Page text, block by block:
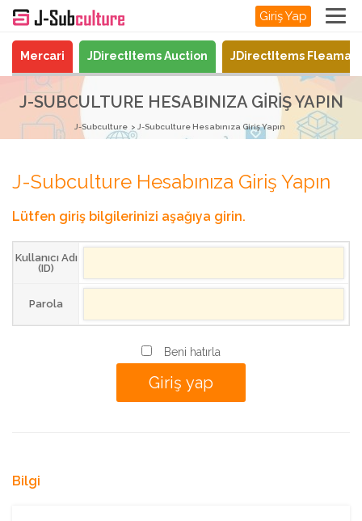
Giriş Yap
Mercari JDirectItems Auction JDirectItems
J-SUBCULTURE HESABINIZA GIRIŞ YAPIN
J-Subculture J-Subculture Hesabınıza Giriş Yapın
J-Subculture Hesabınıza Giriş Yapın
Lütfen giriş bilgilerinizi aşağıya girin.
Kullanıcı Adı
(ID)
Parola
Beni hatırla
Bilgi